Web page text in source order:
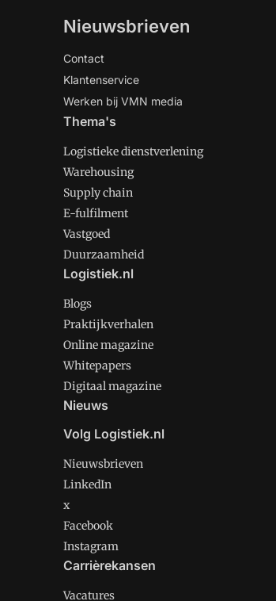
Nieuwsbrieven
Contact
Klantenservice
Werken bij VMN media
Thema's
Logistieke dienstverlening
Warehousing
Supply chain
E-fulfilment
Vastgoed
Duurzaamheid
Logistiek.nl
Blogs
Praktijkverhalen
Online magazine
Whitepapers
Digitaal magazine
Nieuws
Volg Logistiek.nl
Nieuwsbrieven
LinkedIn
x
Facebook
Instagram
Carrièrekansen
Vacatures